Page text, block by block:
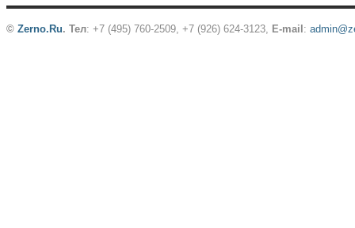
© Zerno.Ru. Тел: +7 (495) 760-2509, +7 (926) 624-3123, E-mail :